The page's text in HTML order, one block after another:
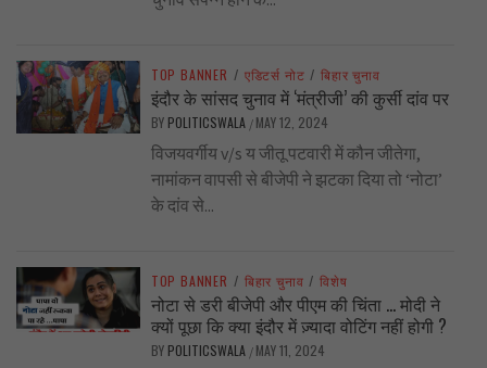
TOP BANNER / एडिटर्स नोट / बिहार चुनाव
इंदौर के सांसद चुनाव में ‘मंत्रीजी’ की कुर्सी दांव पर
BY POLITICSWALA / MAY 12, 2024
विजयवर्गीय v/s य जीतू पटवारी में कौन जीतेगा,
नामांकन वापसी से बीजेपी ने झटका दिया तो ‘नोटा’
के दांव से...
TOP BANNER / बिहार चुनाव / विशेष
नोटा से डरी बीजेपी और पीएम की चिंता … मोदी ने
क्यों पूछा कि क्या इंदौर में ज़्यादा वोटिंग नहीं होगी ?
BY POLITICSWALA / MAY 11, 2024